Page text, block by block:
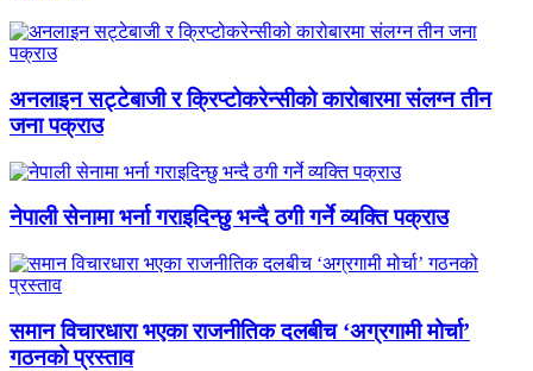
अनलाइन सट्टेबाजी र क्रिप्टोकरेन्सीको कारोबारमा संलग्न तीन
जना पक्राउ
नेपाली सेनामा भर्ना गराइदिन्छु भन्दै ठगी गर्ने व्यक्ति पक्राउ
समान विचारधारा भएका राजनीतिक दलबीच ‘अग्रगामी मोर्चा’
गठनको प्रस्ताव